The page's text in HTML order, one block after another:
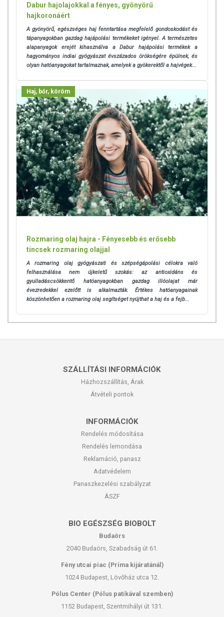
Dabur hajolajokkal a fényes, gyönyörű
hajkoronáért
A gyönyörű, egészséges haj fenntartása megfelelő gondoskodást és
tápanyagokban gazdag hajápolási termékeket igényel.A természetes
alapanyagok erejét kihasználva a Dabur hajápolási termékek a
hagyományos indiai gyógyászat évszázados örökségére épülnek, és
olyan hatóanyagokat tartalmaznak, amelyek a gyökerektől a hajvégek...
Haj, bőr, köröm
Rozmaring olaj hajra - Fényesebb és erősebb
tincsek rozmaring olajjal
A rozmaring olaj gyógyászati és szépségápolási célokra való
felhasználása nem újkeletű szokás: az antioxidáns és
gyulladáscsökkentő hatóanyagokban gazdag illóolajat már
évezredekkel ezelőtt is alkalmazták. Értékes hatóanyagainak
köszönhetően a rozmaring olaj segítséget nyújthat a haj és a fejb...
SZÁLLÍTÁSI INFORMÁCIÓK
Házhozszállítás, Árak
Átvételi pontok
INFORMÁCIÓK
Rendelés módosítása
Rendelés lemondása
Reklamáció, panasz
Adatvédelem
Panaszkezelési szabályzat
ÁSZF
BIO EGÉSZSÉG BIOBOLT
Budaörs
2040 Budaörs, Szabadság út 61.
Fény utcai piac (Príma kijáratánál)
1024 Budapest, Lövőház utca 12.
Pólus Center (Pólus patikával szemben)
1152 Budapest, Szentmihályi út 131.